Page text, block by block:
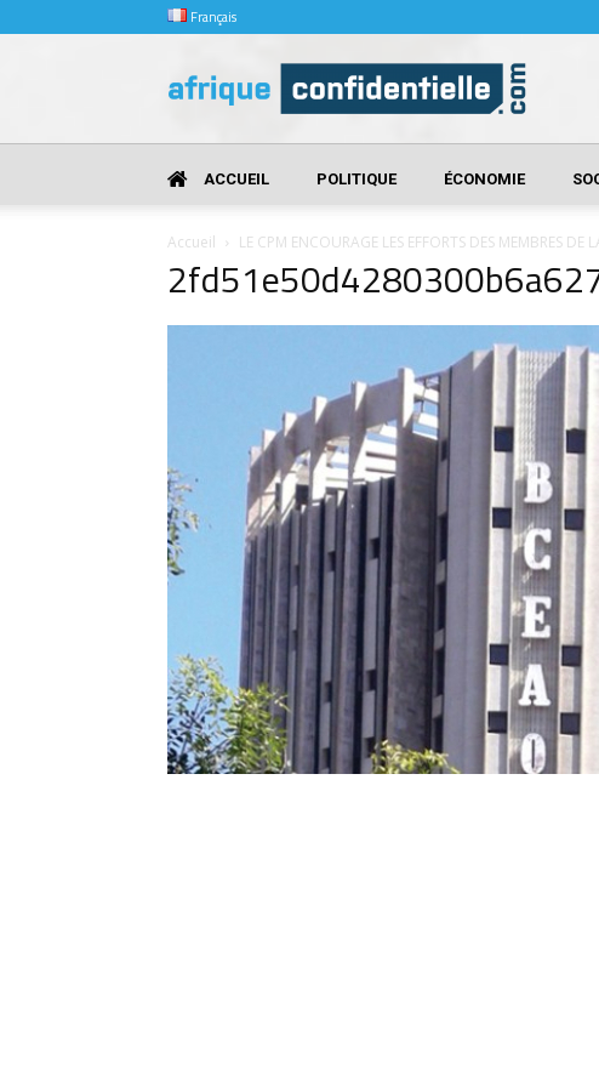
Français
Confidentielle
ACCUEIL POLITIQUE ÉCONOMIE
Accueil LE CPM ENCOURAGE LES EFFORTS DES MEMBRES DE